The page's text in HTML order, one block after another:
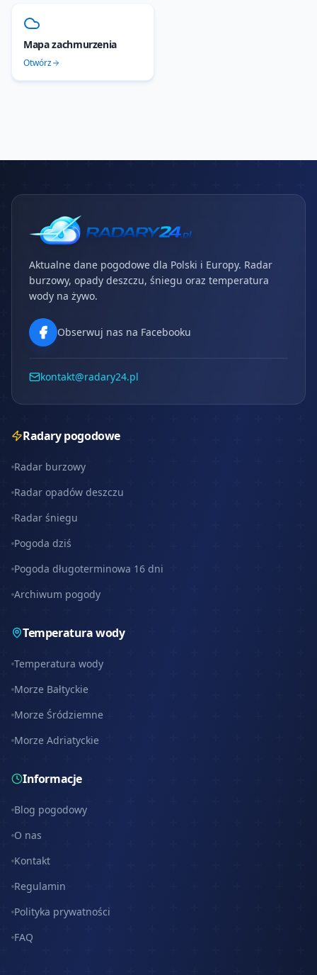
Mapa zachmurzenia
Otwórz
Aktualne dane pogodowe dla Polski i Europy. Radar
burzowy, opady deszczu, śniegu oraz temperatura
wody na żywo.
Obserwuj nas na Facebooku
kontakt@radary24.pl
Radary pogodowe
Radar burzowy
Radar opadów deszczu
Radar śniegu
Pogoda dziś
Pogoda długoterminowa 16 dni
Archiwum pogody
Temperatura wody
Temperatura wody
Morze Bałtyckie
Morze Śródziemne
Morze Adriatyckie
Informacje
Blog pogodowy
O nas
Kontakt
Regulamin
Polityka prywatności
FAQ